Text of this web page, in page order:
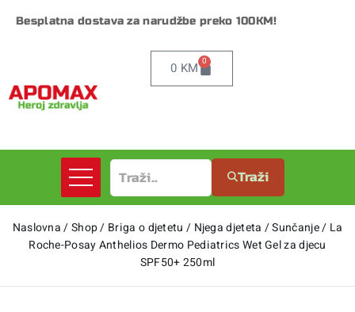
Besplatna dostava za narudžbe preko 100KM!
0 KM 0
Traži
Naslovna /Shop/ Briga o djetetu / Njega djeteta /Sunčanje/ La
Roche-Posay Anthelios Dermo Pediatrics Wet Gel za djecu
SPF50+ 250ml